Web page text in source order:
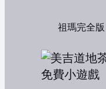
祖瑪完全版